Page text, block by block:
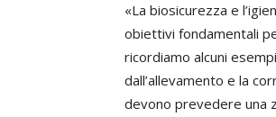
«La biosicurezza e
obiettivi fondamentali
ricordiamo alcuni
dall’allevamento e la
devono prevedere una